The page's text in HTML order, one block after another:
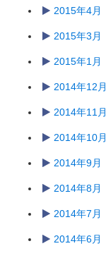
2015年4月
2015年3月
2015年1月
2014年12月
2014年11月
2014年10月
2014年9月
2014年8月
2014年7月
2014年6月